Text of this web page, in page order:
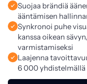
Suojaa brändiä
ääntämisen
Synkronoi puhe
kanssa oikean
varmistamiseksi
Laajenna
6 000 yhdistelmällä